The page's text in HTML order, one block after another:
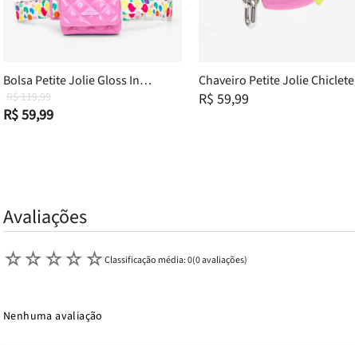
Bolsa Petite Jolie Gloss In
Chiclete PJ11398IN
R$ 119,99
R$ 59,99
Chaveiro Petite Jolie Chiclete
PJ20339
R$ 59,99
Avaliações
☆☆☆☆☆Classificação média: 0(0 avaliações)
Nenhuma avaliação